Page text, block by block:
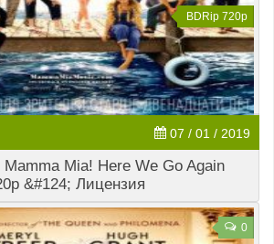
BDRip 720p
07 / 01 / 2019
Mia! Here We Go Again
&#124; Лицензия
0